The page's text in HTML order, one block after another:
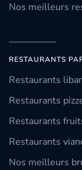
Nos meilleurs
RESTAURANTS
Restaurants
Restaurants
Restaurants
Restaurants
Nos meilleurs